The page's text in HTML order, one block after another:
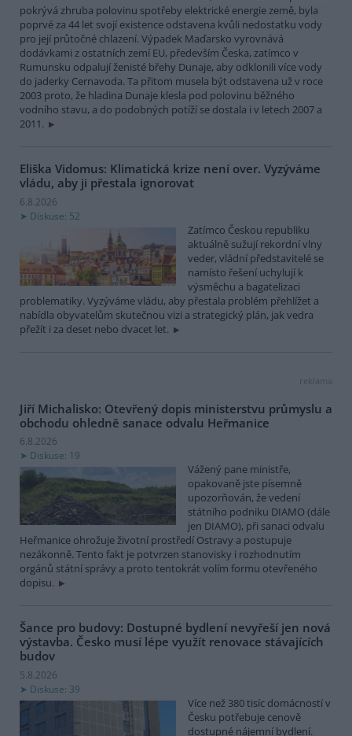
pokrývá zhruba polovinu spotřeby elektrické energie země, byla
poprvé za 44 let svojí existence odstavena kvůli nedostatku vody
pro její průtočné chlazení. Výpadek Maďarsko vyrovnává
dodávkami z ostatních zemí EU, především Česka, zatímco v
Rumunsku odpalují ženisté břehy Dunaje, aby odklonili více vody
do jaderky Cernavoda. Ta přitom musela být odstavena už v roce
2003 proto, že hladina Dunaje klesla pod polovinu běžného
vodního stavu, a do podobných potíží se dostala i v letech 2007 a
2011.
Eliška Vidomus: Klimatická krize není over. Vyzýváme
vládu, aby ji přestala ignorovat
6.8.2026
Diskuse: 52
Zatímco Českou republiku
aktuálně sužují rekordní vlny
veder, vládní představitelé se
namísto řešení uchylují k
výsměchu a bagatelizaci
problematiky. Vyzýváme vládu, aby přestala problém přehlížet a
nabídla obyvatelům skutečnou vizi a strategický plán, jak vedra
přežít i za deset nebo dvacet let.
reklama
Jiří Michalisko: Otevřený dopis ministerstvu průmyslu a
obchodu ohledně sanace odvalu Heřmanice
6.8.2026
Diskuse: 19
Vážený pane ministře,
opakovaně jste písemně
upozorňován, že vedení
státního podniku DIAMO (dále
jen DIAMO), při sanaci odvalu
Heřmanice ohrožuje životní prostředí Ostravy a postupuje
nezákonně. Tento fakt je potvrzen stanovisky i rozhodnutím
orgánů státní správy a proto tentokrát volím formu otevřeného
dopisu.
Šance pro budovy: Dostupné bydlení nevyřeší jen nová
výstavba. Česko musí lépe využít renovace stávajících
budov
5.8.2026
Diskuse: 39
Více než 380 tisíc domácností v
Česku potřebuje cenově
dostupné nájemní bydlení.